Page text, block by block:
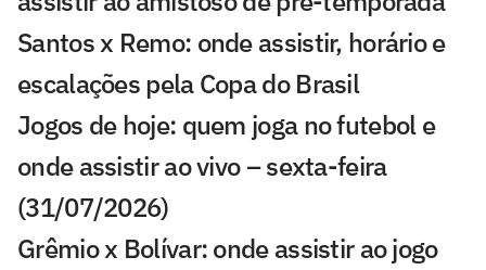
Santos x Remo: onde assistir, horário e
escalações pela Copa do Brasil
Jogos de hoje: quem joga no futebol e
onde assistir ao vivo – sexta-feira
(31/07/2026)
Grêmio x Bolívar: onde assistir ao jogo